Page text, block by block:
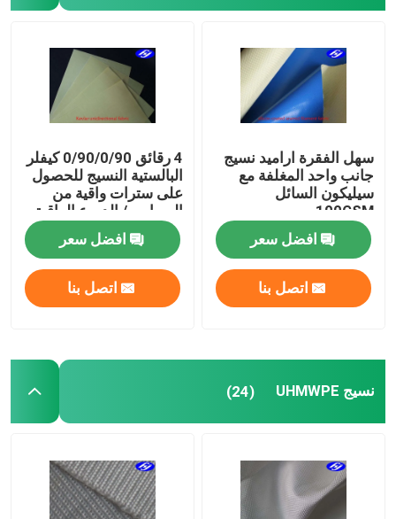
سهل الفقرة اراميد نسيج
جانب واحد المغلفة مع
سيليكون السائل
100GSM
افضل سعر
اتصل بنا
4 رقائق 0/90/0/90 كيفلر
البالستية النسيج للحصول
على سترات واقية من
الرصاص / الدروع الواقية
للبدن
افضل سعر
اتصل بنا
نسيج UHMWPE (24)